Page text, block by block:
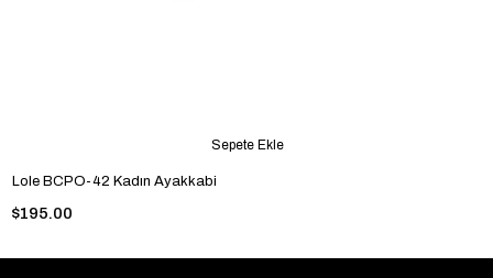
Lole BCPO-42 Kadın Ayakkabi
$195.00
Sepete Ekle